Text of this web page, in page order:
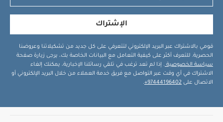
الإشتراك
قومي بالاشتراك عبر البريد الإلكتروني لتتعرفي على كل جديد من تشكيلاتنا وعروضنا
الحصرية. للتعرف أكثر على كيفية التعامل مع البيانات الخاصة بك، يرجى زيارة صفحة
سياسة الخصوصية . إذا لم تعد ترغب في تلقي رسائلنا الإخبارية، يمكنك إلغاء
الاشتراك في أي وقت عبر التواصل مع فريق خدمة العملاء من خلال البريد الإلكتروني أو
الاتصال على 97444196402+
.